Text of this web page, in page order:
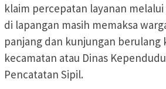
klaim percepatan layanan
di lapangan masih memaksa
panjang dan kunjungan berulang
kecamatan atau Dinas
Pencatatan Sipil.